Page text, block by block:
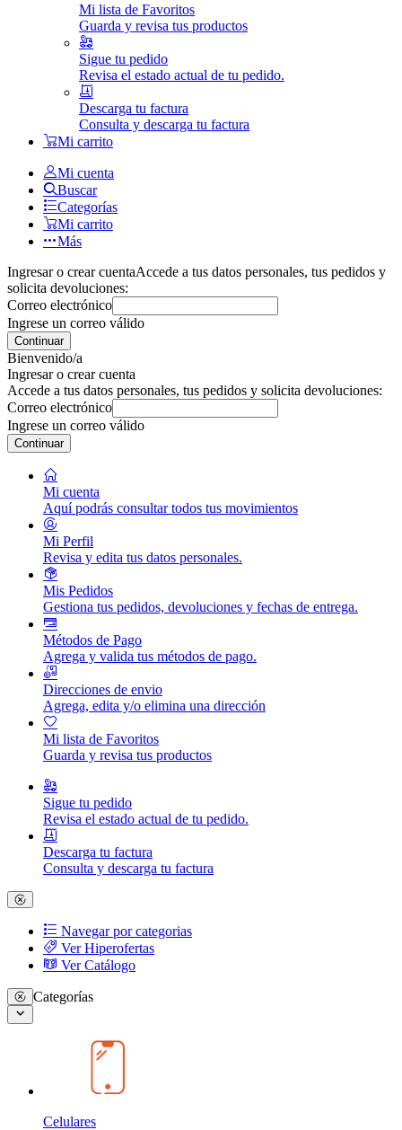
Mi lista de Favoritos
Guarda y revisa tus productos
Sigue tu pedido
Revisa el estado actual de tu pedido.
Descarga tu factura
Consulta y descarga tu factura
Mi carrito
Mi cuenta
Buscar
Categorías
Mi carrito
Más
Ingresar o crear cuentaAccede a tus datos personales, tus pedidos y
solicita devoluciones:
Correo electrónico
Ingrese un correo válido
Continuar
Bienvenido/a
Ingresar o crear cuenta
Accede a tus datos personales, tus pedidos y solicita devoluciones:
Correo electrónico
Ingrese un correo válido
Continuar
Mi cuenta
Aquí podrás consultar todos tus movimientos
Mi Perfil
Revisa y edita tus datos personales.
Mis Pedidos
Gestiona tus pedidos, devoluciones y fechas de entrega.
Métodos de Pago
Agrega y valida tus métodos de pago.
Direcciones de envio
Agrega, edita y/o elimina una dirección
Mi lista de Favoritos
Guarda y revisa tus productos
Sigue tu pedido
Revisa el estado actual de tu pedido.
Descarga tu factura
Consulta y descarga tu factura
Navegar por categorias
Ver Hiperofertas
Ver Catálogo
Categorías
Celulares